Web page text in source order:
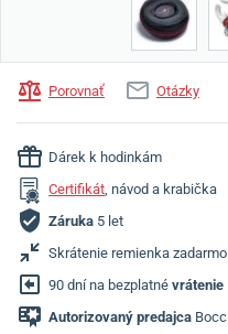
Porovnať Otázky
Dárek k hodinkám
Certifikát, návod a krabička
Záruka 5 let
Skrátenie remienka zadarmo
90 dní na bezplatné vrátenie
Autorizovaný predajca